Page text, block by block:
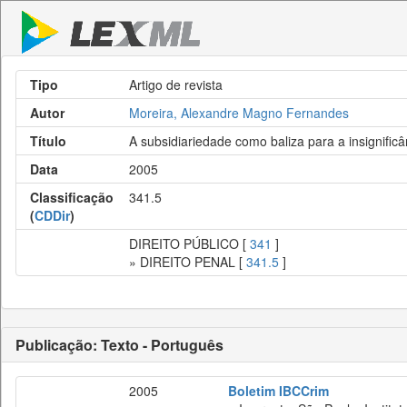
Tipo
Artigo de revista
Autor
Moreira, Alexandre Magno Fernandes
Título
A subsidiariedade como baliza para a
Data
2005
Classificação
(CDDir)
341.5
DIREITO PÚBLICO [ 341 ]
» DIREITO PENAL [ 341.5 ]
Publicação: Texto - Português
2005
Boletim IBCCrim